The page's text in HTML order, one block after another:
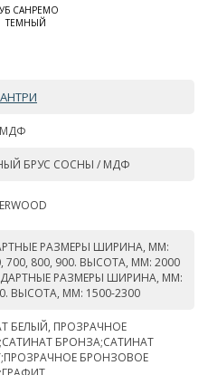
САНРЕМО
ТЕМНЫЙ
БРУС СОСНЫ / МДФ
РАЗМЕРЫ ШИРИНА, ММ:
700, 800, 900. ВЫСОТА, ММ: 2000
РАЗМЕРЫ ШИРИНА, ММ:
ВЫСОТА, ММ: 1500-2300
БЕЛЫЙ, ПРОЗРАЧНОЕ
БРОНЗА;САТИНАТ
БРОНЗОВОЕ